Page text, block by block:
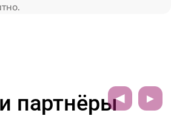
партнёры